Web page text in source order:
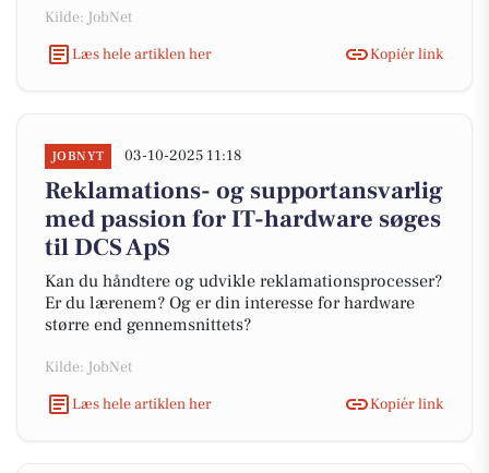
Kilde: JobNet
Læs hele artiklen her
Kopiér link
JOBNYT 03-10-2025 11:18
Reklamations- og supportansvarlig
med passion for IT-hardware søges
til DCS ApS
Kan du håndtere og udvikle reklamationsprocesser?
Er du lærenem? Og er din interesse for hardware
større end gennemsnittets?
Kilde: JobNet
Læs hele artiklen her
Kopiér link